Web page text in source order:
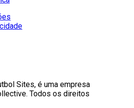
Sites, é uma empresa
Todos os direitos